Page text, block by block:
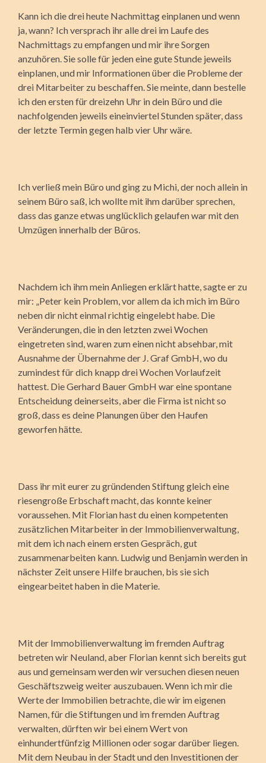
Kann ich die drei heute Nachmittag einplanen und wenn
ja, wann? Ich versprach ihr alle drei im Laufe des
Nachmittags zu empfangen und mir ihre Sorgen
anzuhören. Sie solle für jeden eine gute Stunde jeweils
einplanen, und mir Informationen über die Probleme der
drei Mitarbeiter zu beschaffen. Sie meinte, dann bestelle
ich den ersten für dreizehn Uhr in dein Büro und die
nachfolgenden jeweils eineinviertel Stunden später, dass
der letzte Termin gegen halb vier Uhr wäre.
Ich verließ mein Büro und ging zu Michi, der noch allein in
seinem Büro saß, ich wollte mit ihm darüber sprechen,
dass das ganze etwas unglücklich gelaufen war mit den
Umzügen innerhalb der Büros.
Nachdem ich ihm mein Anliegen erklärt hatte, sagte er zu
mir: „Peter kein Problem, vor allem da ich mich im Büro
neben dir nicht einmal richtig eingelebt habe. Die
Veränderungen, die in den letzten zwei Wochen
eingetreten sind, waren zum einen nicht absehbar, mit
Ausnahme der Übernahme der J. Graf GmbH, wo du
zumindest für dich knapp drei Wochen Vorlaufzeit
hattest. Die Gerhard Bauer GmbH war eine spontane
Entscheidung deinerseits, aber die Firma ist nicht so
groß, dass es deine Planungen über den Haufen
geworfen hätte.
Dass ihr mit eurer zu gründenden Stiftung gleich eine
riesengroße Erbschaft macht, das konnte keiner
voraussehen. Mit Florian hast du einen kompetenten
zusätzlichen Mitarbeiter in der Immobilienverwaltung,
mit dem ich nach einem ersten Gespräch, gut
zusammenarbeiten kann. Ludwig und Benjamin werden in
nächster Zeit unsere Hilfe brauchen, bis sie sich
eingearbeitet haben in die Materie.
Mit der Immobilienverwaltung im fremden Auftrag
betreten wir Neuland, aber Florian kennt sich bereits gut
aus und gemeinsam werden wir versuchen diesen neuen
Geschäftszweig weiter auszubauen. Wenn ich mir die
Werte der Immobilien betrachte, die wir im eigenen
Namen, für die Stiftungen und im fremden Auftrag
verwalten, dürften wir bei einem Wert von
einhundertfünfzig Millionen oder sogar darüber liegen.
Mit dem Neubau in der Stadt und den Investitionen der